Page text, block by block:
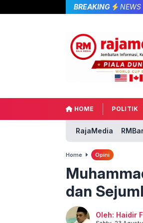
BREAKING NEWS
HOME POLITIK
RajaMedia
Home Opini
dan
Oleh: Haidir